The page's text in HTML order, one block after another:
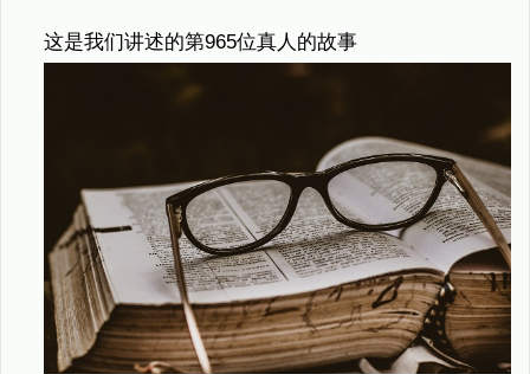
这是我们讲述的第965位真人的故事